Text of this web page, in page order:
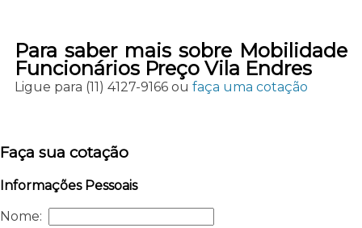
Para saber mais sobre Mobilidade
Funcionários Preço Vila Endres
Ligue para (11) 4127-9166ou faça uma cotação
Faça sua cotação
Informações Pessoais
Nome: